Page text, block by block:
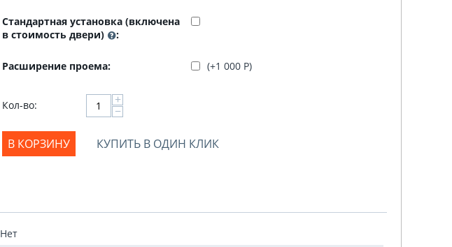
Стандартная установка (включена
в стоимость двери)
:
Расширение проема: (+1 000 Р)
Кол-во: +
−
В КОРЗИНУ КУПИТЬ В ОДИН КЛИК
Нет